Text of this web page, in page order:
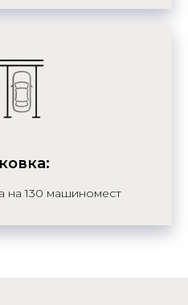
на 130 машиномест